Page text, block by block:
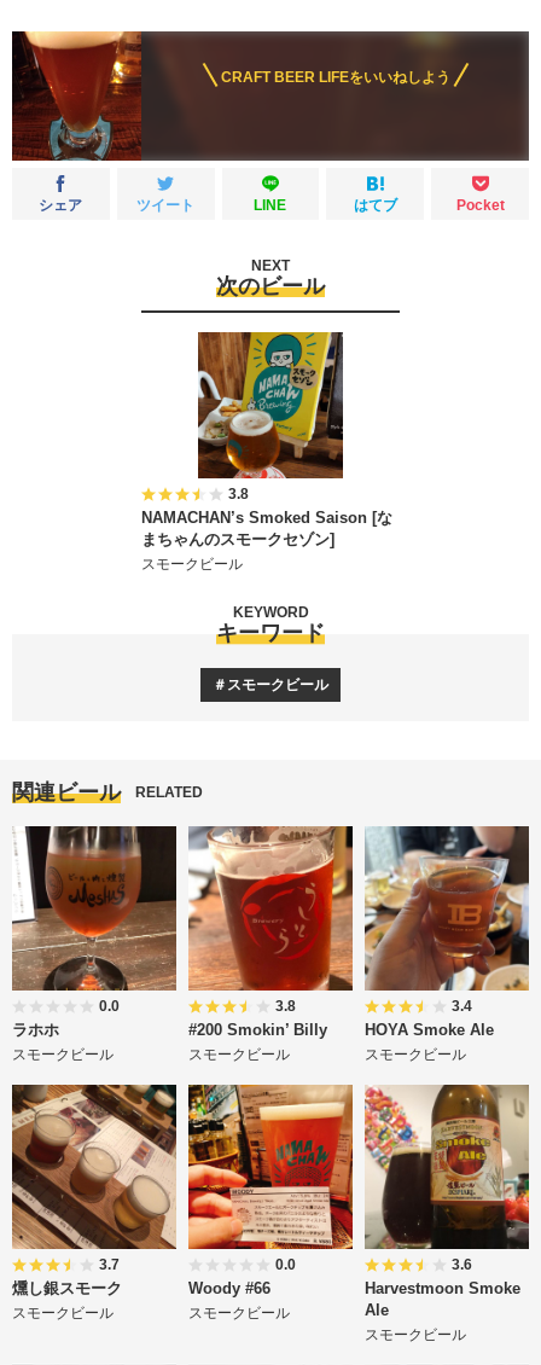
CRAFT BEER LIFEをいいねしよう
シェア ツイート LINE はてブ Pocket
次のビール
NEXT
3.8
NAMACHAN’s Smoked Saison [な
まちゃんのスモークセゾン]
スモークビール
キーワード
KEYWORD
スモークビール
関連ビール RELATED
0.0
ラホホ
スモークビール
3.8
#200 Smokin’ Billy
スモークビール
3.4
HOYA Smoke Ale
スモークビール
3.7
燻し銀スモーク
スモークビール
0.0
Woody #66
スモークビール
3.6
Harvestmoon Smoke
Ale
スモークビール